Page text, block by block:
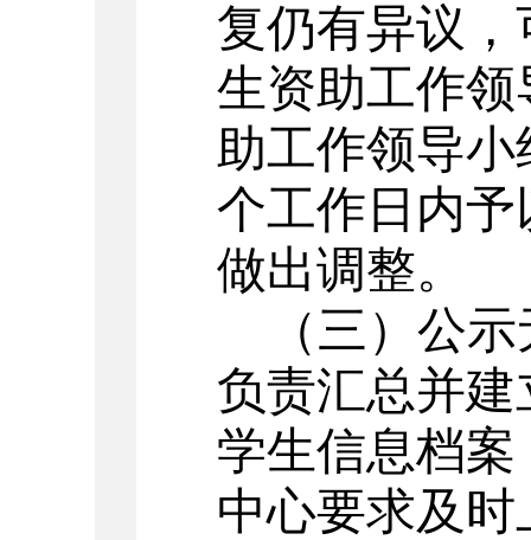
复仍有异议
生资助工作
助工作领导
个工作日内
做出调整。
（三）公
负责汇总并
学生信息档
中心要求及